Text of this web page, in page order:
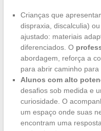
Crianças que
dispraxia, discalculia)
ajustado: materiais
diferenciados. O
abordagem, reforça a
para abrir caminho para
Alunos com alto
desafios sob medida e
curiosidade. O
um espaço onde suas
encontram uma